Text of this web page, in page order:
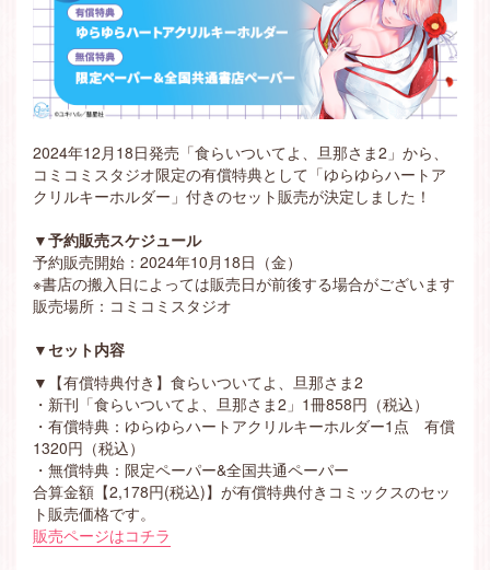
2024年12月18日発売「食らいついてよ、旦那さま2」から、
コミコミスタジオ限定の有償特典として「ゆらゆらハートア
クリルキーホルダー」付きのセット販売が決定しました！
▼予約販売スケジュール
予約販売開始：2024年10月18日（金）
※書店の搬入日によっては販売日が前後する場合がございます
販売場所：コミコミスタジオ
▼セット内容
▼【有償特典付き】食らいついてよ、旦那さま2
・新刊「食らいついてよ、旦那さま2」1冊858円（税込）
・有償特典：ゆらゆらハートアクリルキーホルダー1点 有償
1320円（税込）
・無償特典：限定ペーパー&全国共通ペーパー
合算金額【2,178円(税込)】が有償特典付きコミックスのセッ
ト販売価格です。
販売ページはコチラ